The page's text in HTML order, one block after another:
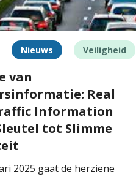
Nieuws Veiligheid
van
Real
Information
tot Slimme
2025 gaat de herziene